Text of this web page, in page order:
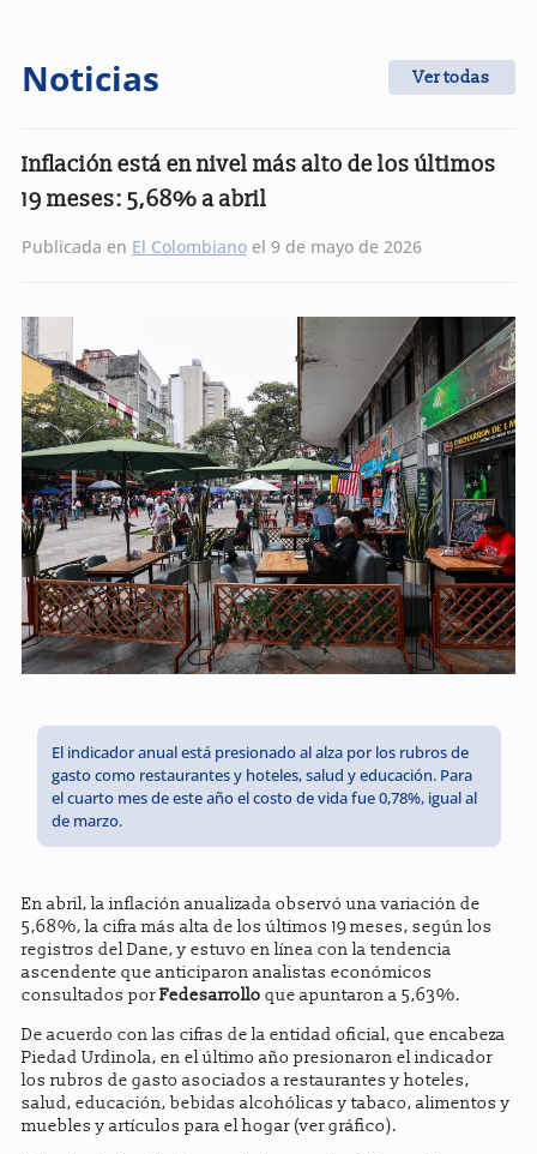
Noticias Ver todas
Inflación está en nivel más alto de los últimos
19 meses: 5,68% a abril
Publicada en El Colombianoel 9 de mayo de 2026
El indicador anual está presionado al alza por los rubros de
gasto como restaurantes y hoteles, salud y educación. Para
el cuarto mes de este año el costo de vida fue 0,78%, igual al
de marzo.
En abril, la inflación anualizada observó una variación de
5,68%, la cifra más alta de los últimos 19 meses, según los
registros del Dane, y estuvo en línea con la tendencia
ascendente que anticiparon analistas económicos
consultados porFedesarrollo que apuntaron a 5,63%.
De acuerdo con las cifras de la entidad oficial, que encabeza
Piedad Urdinola, en el último año presionaron el indicador
los rubros de gasto asociados a restaurantes y hoteles,
salud, educación, bebidas alcohólicas y tabaco, alimentos y
muebles y artículos para el hogar (ver gráfico).